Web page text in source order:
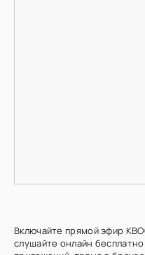
Включайте прямой эфир
слушайте онлайн